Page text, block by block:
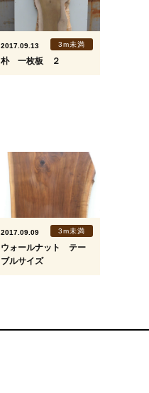
3m未満
2017.09.13
朴 一枚板 ２
3m未満
2017.09.09
ウォールナット テー
ブルサイズ